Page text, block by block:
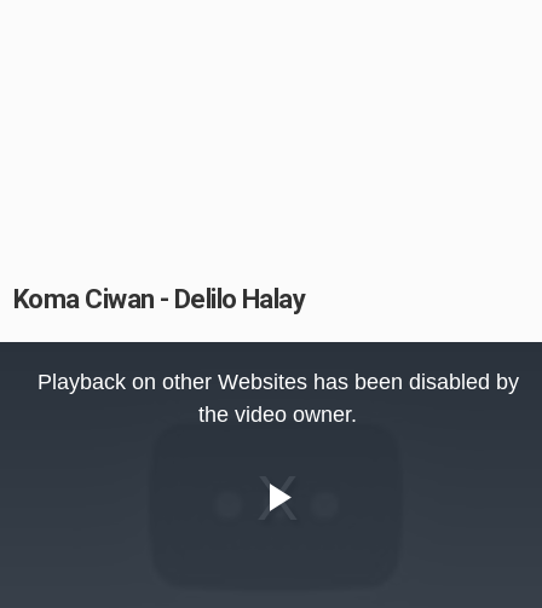
Koma Ciwan - Delilo Halay
Playback on other Websites has been disabled by
the video owner.